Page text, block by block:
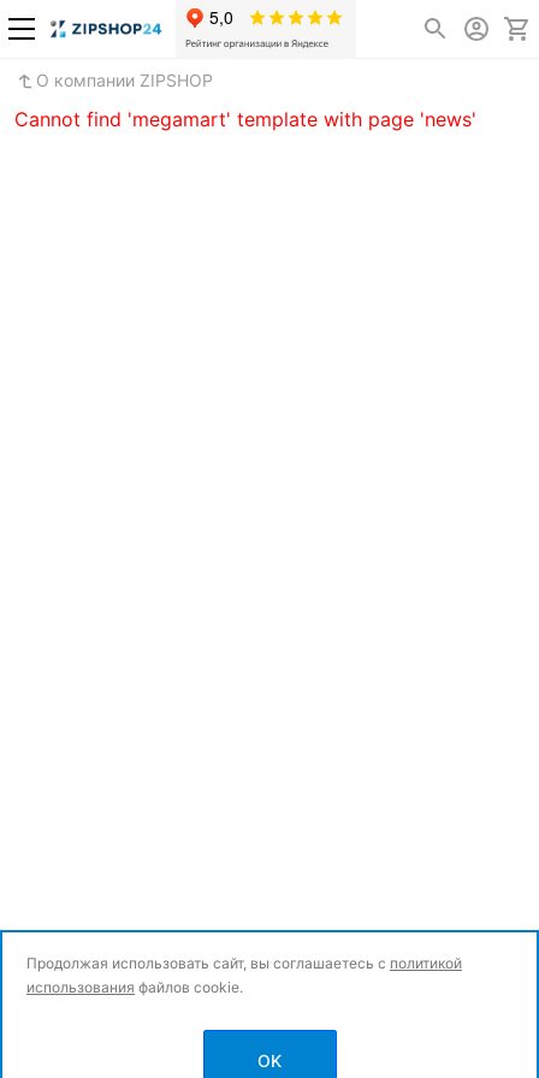
О компании ZIPSHOP
Cannot find 'megamart' template with page 'news'
Политика конфиденциальности
Продолжая использовать сайт, вы соглашаетесь с политикой
использования файлов cookie.
OK